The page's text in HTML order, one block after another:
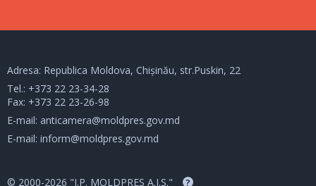
Adresa: Republica Moldova, Chișinău, str.Puskin, 22
Tel.: +373 22 23-34-28
Fax: +373 22 23-26-98
E-mail: anticamera@moldpres.gov.md
E-mail: inform@moldpres.gov.md
© 2000-2026 "I.P. MOLDPRES A.I.S." ?